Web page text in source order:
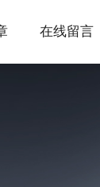
在线留言